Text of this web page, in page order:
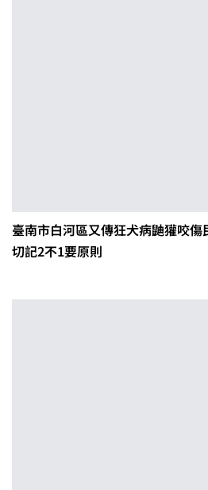
臺南市白河區又傳狂犬病鼬獾咬
切記2不1要原則